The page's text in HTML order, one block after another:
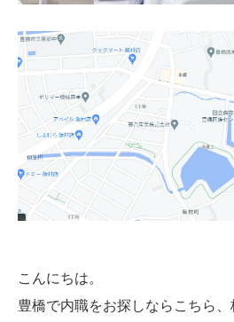
こんにちは。
豊橋で内職をお探しならこちら